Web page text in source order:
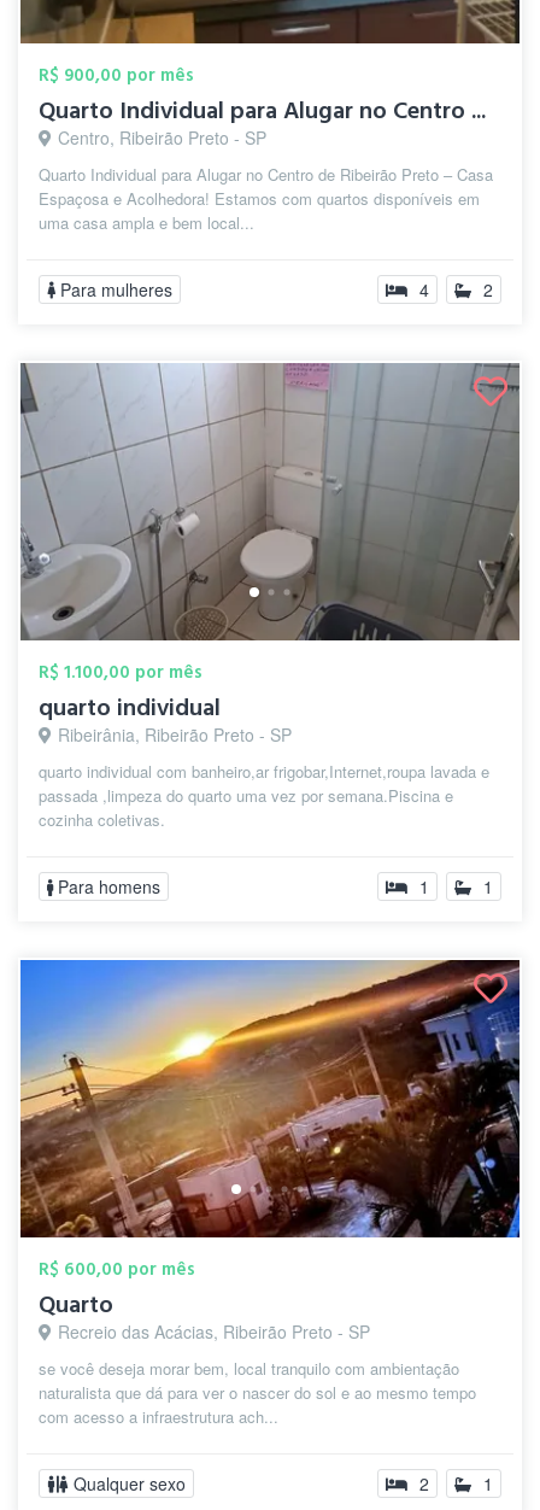
R$ 900,00 por mês
Quarto Individual para Alugar no Centro ...
Centro, Ribeirão Preto - SP
Quarto Individual para Alugar no Centro de Ribeirão Preto – Casa
Espaçosa e Acolhedora! Estamos com quartos disponíveis em
uma casa ampla e bem local...
Para mulheres 4 2
R$ 1.100,00 por mês
quarto individual
Ribeirânia, Ribeirão Preto - SP
quarto individual com banheiro,ar frigobar,Internet,roupa lavada e
passada ,limpeza do quarto uma vez por semana.Piscina e
cozinha coletivas.
Para homens 1 1
R$ 600,00 por mês
Quarto
Recreio das Acácias, Ribeirão Preto - SP
se você deseja morar bem, local tranquilo com ambientação
naturalista que dá para ver o nascer do sol e ao mesmo tempo
com acesso a infraestrutura ach...
Qualquer sexo 2 1